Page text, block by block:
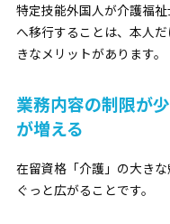
特定技能外国人が介護福
へ移行することは、本人
きなメリットがあります。
業務内容の制限が
が増える
在留資格「介護」の大き
ぐっと広がることです。